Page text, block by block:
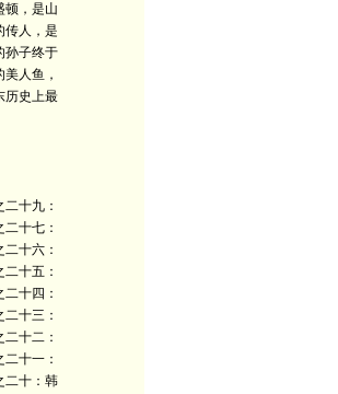
顿，是山
传人，是
孙子终于
人鱼，
历史上最
十九：
十七：
十六：
十五：
十四：
十三：
十二：
十一：
二十：韩